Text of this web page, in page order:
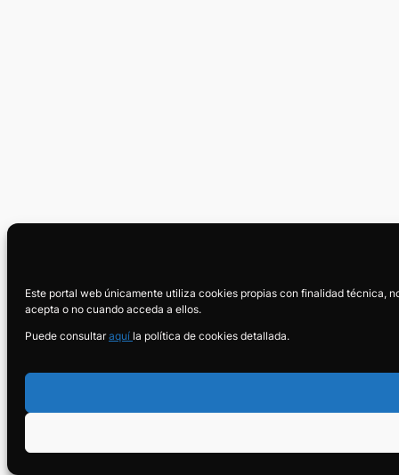
Este portal web únicamente utiliza cookies propias con finalidad técnica,
acepta o no cuando acceda a ellos.
Puede consultaraquí la política de cookies detallada.